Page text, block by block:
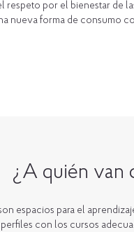
respeto por el bienestar de
nueva forma de consumo
¿A quién van
espacios para el
con los cursos